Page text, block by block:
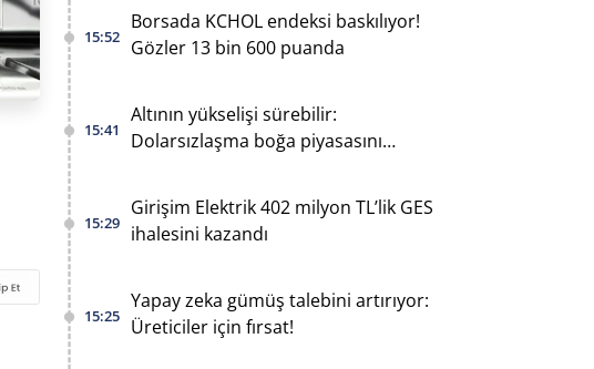
15:52
Borsada KCHOL endeksi baskılıyor!
Gözler 13 bin 600 puanda
15:41
Altının yükselişi sürebilir:
Dolarsızlaşma boğa piyasasını
15:29
Girişim Elektrik 402 milyon TL’lik GES
ihalesini kazandı
15:25
Yapay zeka gümüş talebini artırıyor:
Üreticiler için fırsat!